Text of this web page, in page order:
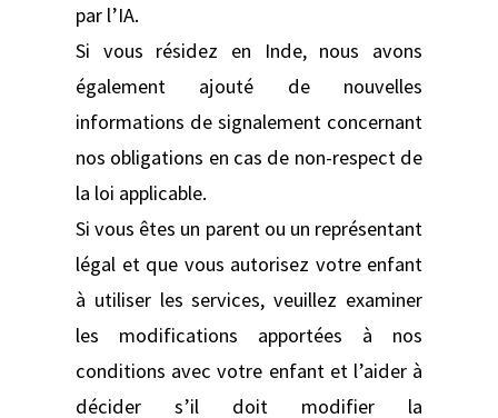
par l’IA.
Si vous résidez en Inde, nous avons
également ajouté de nouvelles
informations de signalement concernant
nos obligations en cas de non-respect de
la loi applicable.
Si vous êtes un parent ou un représentant
légal et que vous autorisez votre enfant
à utiliser les services, veuillez examiner
les modifications apportées à nos
conditions avec votre enfant et l’aider à
décider s’il doit modifier la